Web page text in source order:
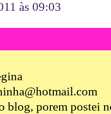
às 09:03
blog, porem postei